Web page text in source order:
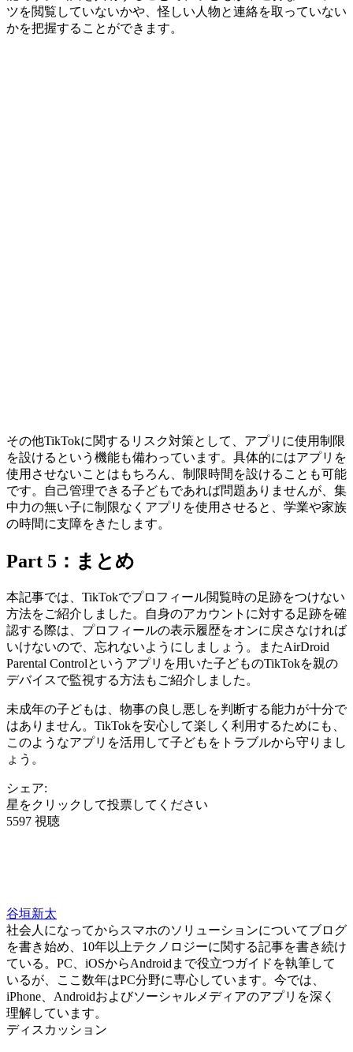
ツを閲覧していないかや、怪しい人物と連絡を取っていない
かを把握することができます。
その他TikTokに関するリスク対策として、アプリに使用制限
を設けるという機能も備わっています。具体的にはアプリを
使用させないことはもちろん、制限時間を設けることも可能
です。自己管理できる子どもであれば問題ありませんが、集
中力の無い子に制限なくアプリを使用させると、学業や家族
の時間に支障をきたします。
Part 5：まとめ
本記事では、TikTokでプロフィール閲覧時の足跡をつけない
方法をご紹介しました。自身のアカウントに対する足跡を確
認する際は、プロフィールの表示履歴をオンに戻さなければ
いけないので、忘れないようにしましょう。またAirDroid
Parental Controlというアプリを用いた子どものTikTokを親の
デバイスで監視する方法もご紹介しました。
未成年の子どもは、物事の良し悪しを判断する能力が十分で
はありません。TikTokを安心して楽しく利用するためにも、
このようなアプリを活用して子どもをトラブルから守りまし
ょう。
シェア:
星をクリックして投票してください
5597 視聴
谷垣新太
社会人になってからスマホのソリューションについてブログ
を書き始め、10年以上テクノロジーに関する記事を書き続け
ている。PC、iOSからAndroidまで役立つガイドを執筆して
いるが、ここ数年はPC分野に専心しています。今では、
iPhone、Androidおよびソーシャルメディアのアプリを深く
理解しています。
ディスカッション